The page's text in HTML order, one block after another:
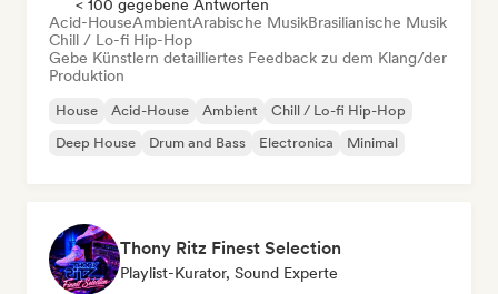
< 100 gegebene Antworten
Acid-HouseAmbientArabische MusikBrasilianische Musik
Chill / Lo-fi Hip-Hop
Gebe Künstlern detailliertes Feedback zu dem Klang/der
Produktion
House Acid-House Ambient
Chill / Lo-fi Hip-Hop
Deep House
Drum and Bass Electronica Minimal
Thony Ritz Finest Selection
Playlist-Kurator, Sound Experte